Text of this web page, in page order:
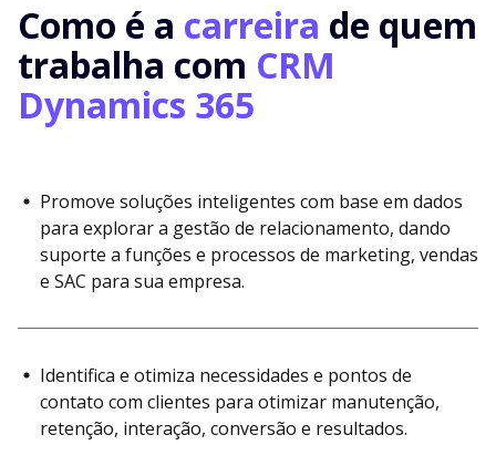
Como é a carreira de quem
trabalha com CRM
Dynamics 365
Promove soluções inteligentes com base em dados
para explorar a gestão de relacionamento, dando
suporte a funções e processos de marketing, vendas
e SAC para sua empresa.
Identifica e otimiza necessidades e pontos de
contato com clientes para otimizar manutenção,
retenção, interação, conversão e resultados.